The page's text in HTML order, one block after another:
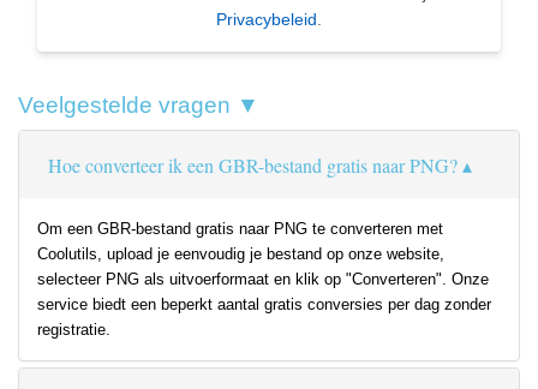
Privacybeleid.
Veelgestelde vragen ▼
Hoe converteer ik een GBR-bestand gratis naar PNG?
Om een GBR-bestand gratis naar PNG te converteren met
Coolutils, upload je eenvoudig je bestand op onze website,
selecteer PNG als uitvoerformaat en klik op "Converteren". Onze
service biedt een beperkt aantal gratis conversies per dag zonder
registratie.